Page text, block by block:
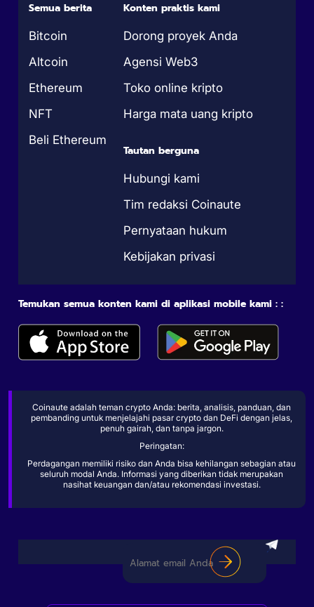
Semua berita
Bitcoin
Altcoin
Ethereum
NFT
Beli Ethereum
Konten praktis kami
Dorong proyek Anda
Agensi Web3
Toko online kripto
Harga mata uang kripto
Tautan berguna
Hubungi kami
Tim redaksi Coinaute
Pernyataan hukum
Kebijakan privasi
Temukan semua konten kami di aplikasi mobile kami : :
Coinaute adalah teman crypto Anda: berita, analisis, panduan, dan
pembanding untuk menjelajahi pasar crypto dan DeFi dengan jelas,
penuh gairah, dan tanpa jargon.
Peringatan:
Perdagangan memiliki risiko dan Anda bisa kehilangan sebagian atau
seluruh modal Anda. Informasi yang diberikan tidak merupakan
nasihat keuangan dan/atau rekomendasi investasi.